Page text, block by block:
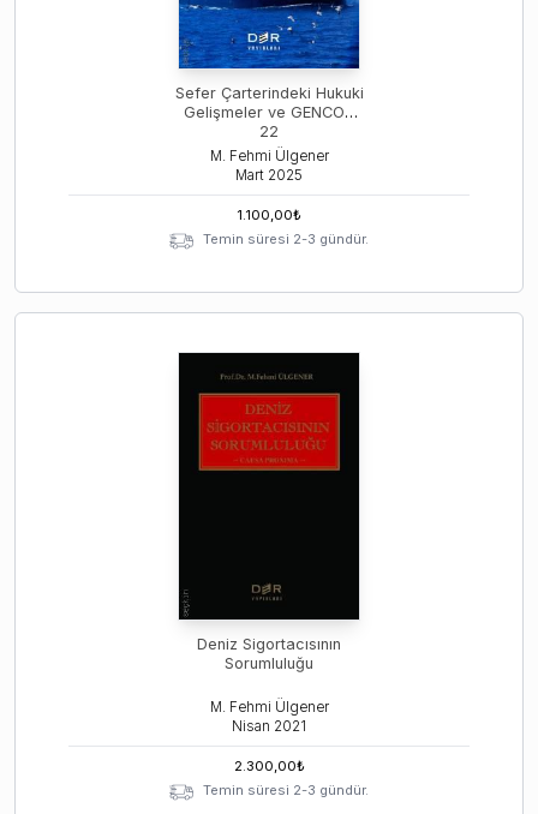
Sefer Çarterindeki Hukuki
Gelişmeler ve GENCON
22
M. Fehmi Ülgener
Mart 2025
1.100,00₺
Temin süresi 2-3 gündür.
Deniz Sigortacısının
Sorumluluğu
M. Fehmi Ülgener
Nisan 2021
2.300,00₺
Temin süresi 2-3 gündür.